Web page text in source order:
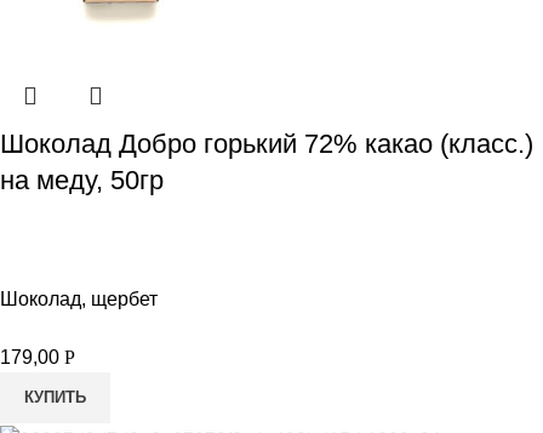
Шоколад Добро горький 72% какао (класс.)
на меду, 50гр
Шоколад, щербет
179,00 Р
КУПИТЬ